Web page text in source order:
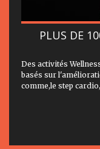
PLUS DE
Des activités
basés sur
comme,le step